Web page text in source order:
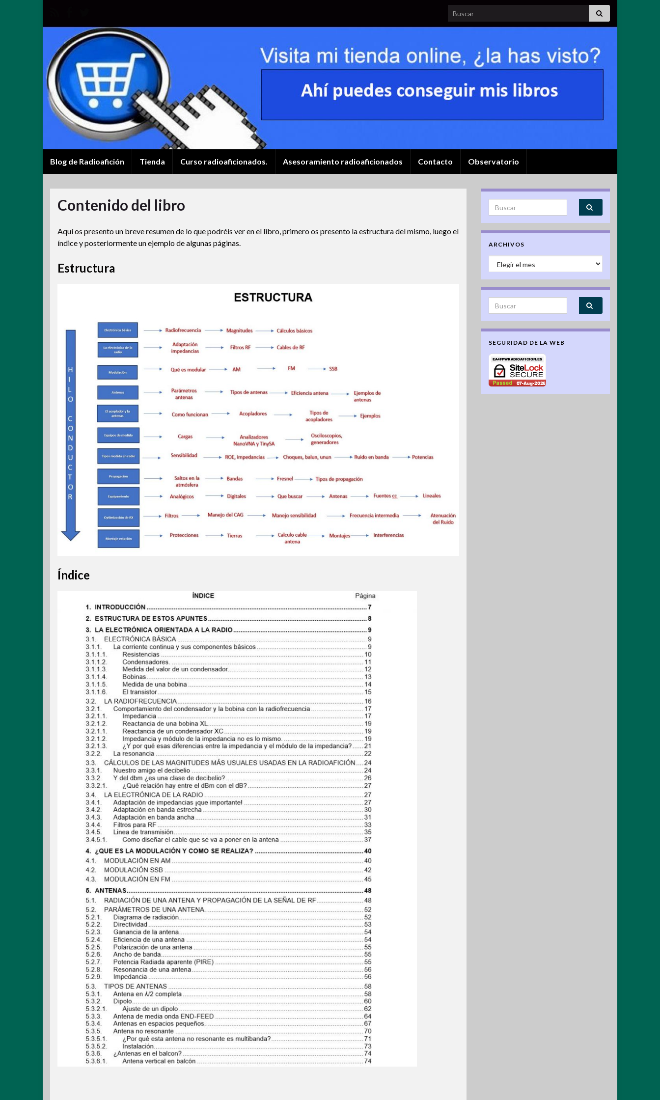
Search for:
Blog de Radioafición Tienda Curso radioaficionados. Asesoramiento radioaficionados Contacto Observatorio
Contenido del libro
Aquí os presento un breve resumen de lo que podréis ver en el libro, primero os presento la estructura del mismo, luego el
índice y posteriormente un ejemplo de algunas páginas.
Estructura
Índice
Search for:
ARCHIVOS
Archivos
Search for:
SEGURIDAD DE LA WEB